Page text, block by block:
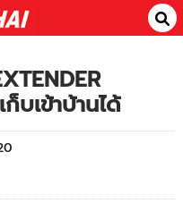
บเข้าบ้านได้